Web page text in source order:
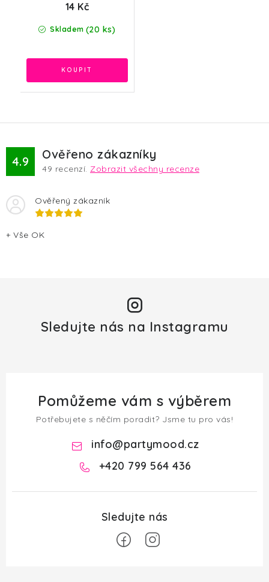
Skladem (20 ks)
14 Kč
4.9 Ověřeno zákazníky
49 recenzí. Zobrazit všechny recenze
Ověřený zákazník
+ Vše OK
Sledujte nás na Instagramu
Pomůžeme vám s výběrem
Potřebujete s něčím poradit? Jsme tu pro vás!
info@partymood.cz
+420 799 564 436